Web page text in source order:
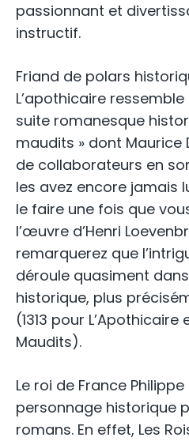
passionnant et
instructif.
Friand de polars
L’apothicaire
suite romanesque
maudits » dont Maurice
de collaborateurs en
les avez encore jamais
le faire une fois que
l’œuvre d’Henri
remarquerez que
déroule quasiment
historique, plus
(1313 pour L’Apothicaire
Maudits).
Le roi de France Philippe
personnage historique
romans. En effet, Les